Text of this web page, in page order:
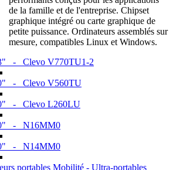
de la famille et de l'entreprise. Chipset
graphique intégré ou carte graphique de
petite puissance. Ordinateurs assemblés sur
mesure, compatibles Linux et Windows.
- Clevo V770TU1-2
- Clevo V560TU
- Clevo L260LU
- N16MM0
- N14MM0